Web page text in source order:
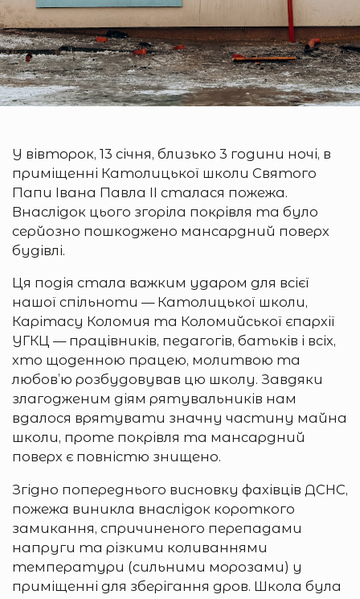
У вівторок, 13 січня, близько 3 години ночі, в
приміщенні Католицької школи Святого
Папи Івана Павла ІІ сталася пожежа.
Внаслідок цього згоріла покрівля та було
серйозно пошкоджено мансардний поверх
будівлі.
Ця подія стала важким ударом для всієї
нашої спільноти — Католицької школи,
Карітасу Коломия та Коломийської єпархії
УГКЦ — працівників, педагогів, батьків і всіх,
хто щоденною працею, молитвою та
любов’ю розбудовував цю школу. Завдяки
злагодженим діям рятувальників нам
вдалося врятувати значну частину майна
школи, проте покрівля та мансардний
поверх є повністю знищено.
Згідно попереднього висновку фахівців ДСНС,
пожежа виникла внаслідок короткого
замикання, спричиненого перепадами
напруги та різкими коливаннями
температури (сильними морозами) у
приміщенні для зберігання дров. Школа була